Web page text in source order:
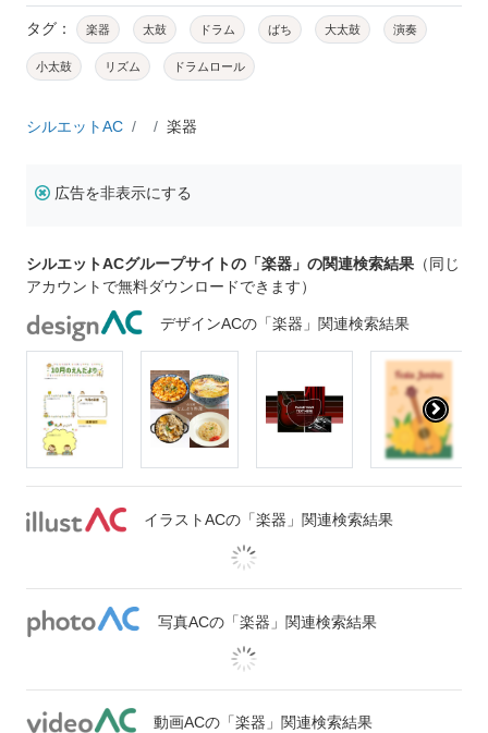
タグ： 楽器 太鼓 ドラム ばち 大太鼓 演奏
小太鼓 リズム ドラムロール
シルエットAC 楽器
広告を非表示にする
シルエットACグループサイトの「楽器」の関連検索結果 （同じ
アカウントで無料ダウンロードできます）
デザインACの「楽器」関連検索結果
イラストACの「楽器」関連検索結果
写真ACの「楽器」関連検索結果
動画ACの「楽器」関連検索結果